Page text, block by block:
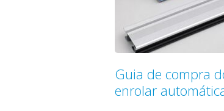
Guia de compra
enrolar